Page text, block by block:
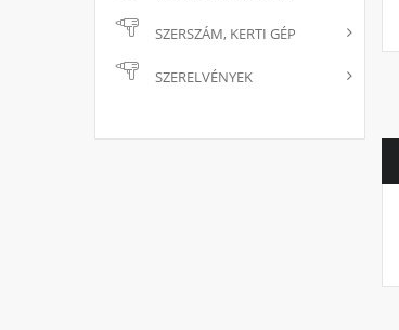
SZERSZÁM, KERTI GÉP
SZERELVÉNYEK